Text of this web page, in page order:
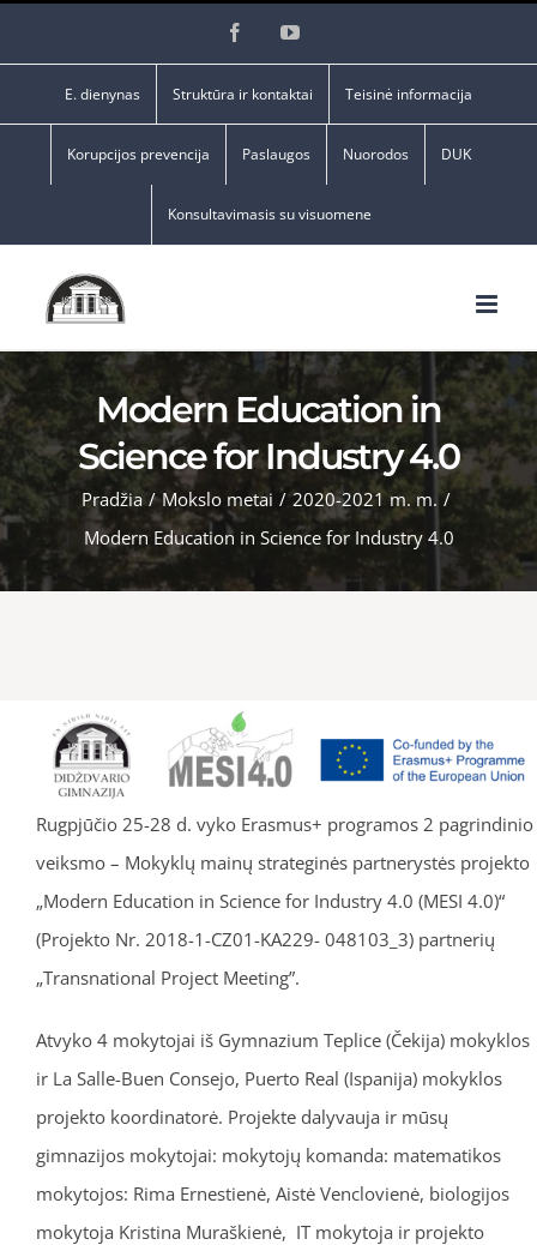
FacebookYouTube
E. dienynas Struktūra ir kontaktai Teisinė informacija
Korupcijos prevencija Paslaugos Nuorodos DUK
Konsultavimasis su visuomene
Modern Education in
Science for Industry 4.0
Pradžia / Mokslo metai / 2020-2021 m. m. /
Modern Education in Science for Industry 4.0
Rugpjūčio 25-28 d. vyko Erasmus+ programos 2 pagrindinio
veiksmo – Mokyklų mainų strateginės partnerystės projekto
„Modern Education in Science for Industry 4.0 (MESI 4.0)“
(Projekto Nr. 2018-1-CZ01-KA229- 048103_3) partnerių
„Transnational Project Meeting”.
Atvyko 4 mokytojai iš Gymnazium Teplice (Čekija) mokyklos
ir La Salle-Buen Consejo, Puerto Real (Ispanija) mokyklos
projekto koordinatorė. Projekte dalyvauja ir mūsų
gimnazijos mokytojai: mokytojų komanda: matematikos
mokytojos: Rima Ernestienė, Aistė Venclovienė, biologijos
mokytoja Kristina Muraškienė, IT mokytoja ir projekto